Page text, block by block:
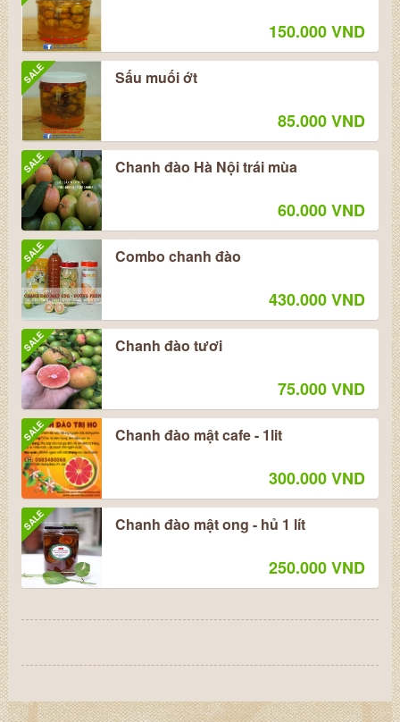
150.000 VND
SALE Sấu muối ớt
85.000 VND
SALE Chanh đào Hà Nội trái mùa
60.000 VND
SALE Combo chanh đào
430.000 VND
SALE Chanh đào tươi
75.000 VND
SALE Chanh đào mật cafe - 1lit
300.000 VND
SALE Chanh đào mật ong - hủ 1 lít
250.000 VND